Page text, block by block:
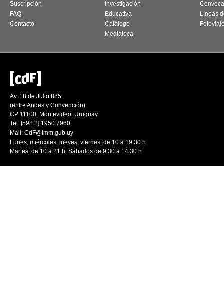
Suscripción
FAQ
Contacto
Investigación
Educativa
Catálogo
Mediateca
Líneas
Av. 18 de Julio 885
(entre Andes y Convención)
CP 11100. Montevideo. Uruguay
Tel: [598 2] 1950 7960
Mail: CdF@imm.gub.uy
Lunes, miércoles, jueves, viernes: de 10 a 19.30 h.
Martes: de 10 a 21 h. Sábados de 9.30 a 14.30 h.